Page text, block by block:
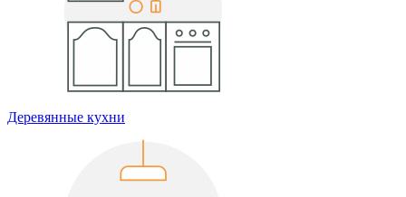
Деревянные кухни